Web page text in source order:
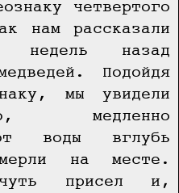
четвертого
нам рассказали
недель назад
Подойдя
мы увидели
медленно
от воды вглубь
на месте.
присел и,